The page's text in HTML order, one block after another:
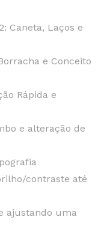
Caneta, Laços e
e Conceito
Rápida e
e alteração de
contraste até
ajustando uma